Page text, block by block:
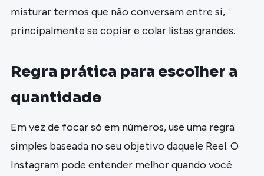
misturar termos que não conversam entre si,
principalmente se copiar e colar listas grandes.
Regra prática para escolher a
quantidade
Em vez de focar só em números, use uma regra
simples baseada no seu objetivo daquele Reel. O
Instagram pode entender melhor quando você